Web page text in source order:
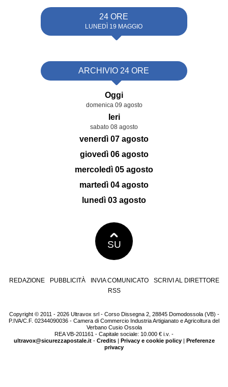
24 ORE
LUNEDÌ 19 MAGGIO
ARCHIVIO 24 ORE
Oggi
domenica 09 agosto
Ieri
sabato 08 agosto
venerdì 07 agosto
giovedì 06 agosto
mercoledì 05 agosto
martedì 04 agosto
lunedì 03 agosto
SU
REDAZIONE PUBBLICITÀ INVIA COMUNICATO
SCRIVI AL DIRETTORE
RSS
Copyright © 2011 - 2026 Ultravox srl - Corso Dissegna 2, 28845 Domodossola (VB) -
P.IVA/C.F. 02344090036 - Camera di Commercio Industria Artigianato e Agricoltura del
Verbano Cusio Ossola
REA VB-201161 - Capitale sociale: 10.000 € i.v. -
ultravox@sicurezzapostale.it- Credits| Privacy e cookie policy| Preferenze
privacy